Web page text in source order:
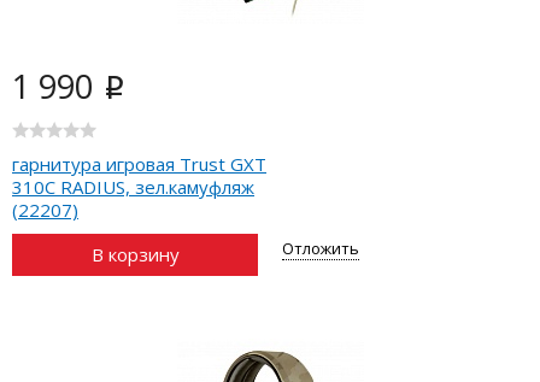
1 990 i
гарнитура игровая Trust GXT
310C RADIUS, зел.камуфляж
(22207)
В корзину
Отложить